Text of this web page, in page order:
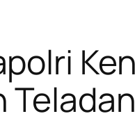
Teladan